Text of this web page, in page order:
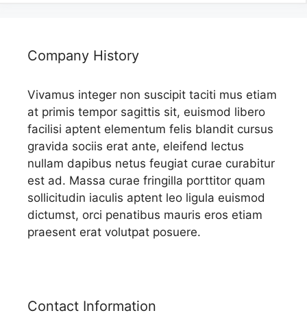
Company History
Vivamus integer non suscipit taciti mus etiam
at primis tempor sagittis sit, euismod libero
facilisi aptent elementum felis blandit cursus
gravida sociis erat ante, eleifend lectus
nullam dapibus netus feugiat curae curabitur
est ad. Massa curae fringilla porttitor quam
sollicitudin iaculis aptent leo ligula euismod
dictumst, orci penatibus mauris eros etiam
praesent erat volutpat posuere.
Contact Information